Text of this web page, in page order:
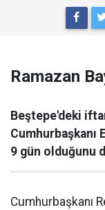
Ramazan
Beştepe'deki
Cumhurbaşkanı
9 gün olduğunu
Cumhurbaşkanı